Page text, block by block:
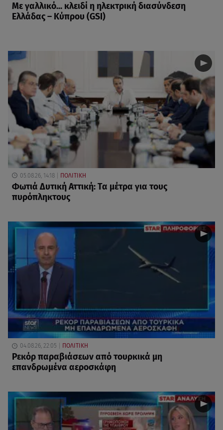
Με γαλλικό... κλειδί η ηλεκτρική διασύνδεση
Ελλάδας – Κύπρου (GSI)
05.08.26, 14:18 ΠΟΛΙΤΙΚΗ
Φωτιά Δυτική Αττική: Τα μέτρα για τους
πυρόπληκτους
04.08.26, 22:05 ΠΟΛΙΤΙΚΗ
Ρεκόρ παραβιάσεων από τουρκικά μη
επανδρωμένα αεροσκάφη